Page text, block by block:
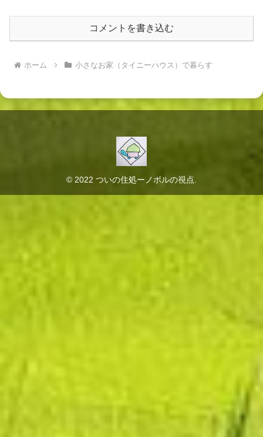
コメントを書き込む
ホーム 小さなお家（タイニーハウス）で暮らす
© 2022 ついの住処ーノボルの視点.